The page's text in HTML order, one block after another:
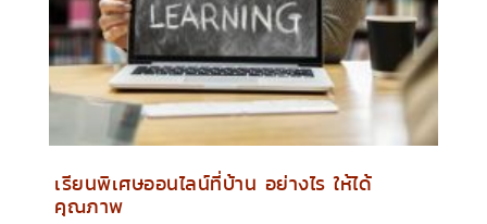
เรียนพิเศษออนไลน์ที่บ้าน อย่างไร ให้ได้
คุณภาพ